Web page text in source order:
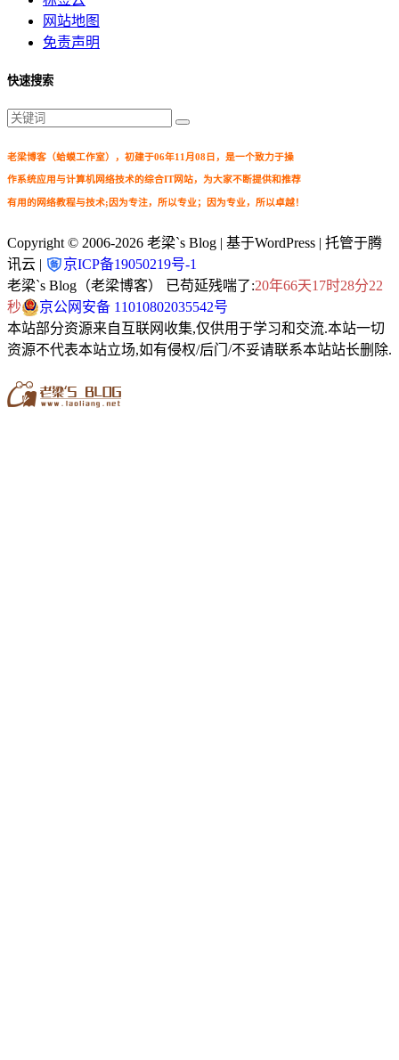
网站地图
免责声明
快速搜索
老梁博客（蛤蟆工作室），初建于06年11月08日，是一个致力于操
作系统应用与计算机网络技术的综合IT网站，为大家不断提供和推荐
有用的网络教程与技术;因为专注，所以专业；因为专业，所以卓越！
Copyright © 2006-2026 老梁`s Blog | 基于WordPress | 托管于腾
讯云 |
京ICP备19050219号-1
老梁`s Blog（老梁博客） 已苟延残喘了:20年66天17时28分23
秒
京公网安备 11010802035542号
本站部分资源来自互联网收集,仅供用于学习和交流.本站一切
资源不代表本站立场,如有侵权/后门/不妥请联系本站站长删除.